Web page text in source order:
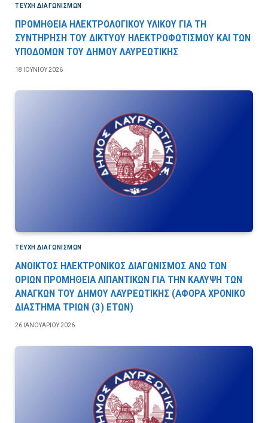
ΤΕΎΧΗ ΔΙΑΓΩΝΙΣΜΏΝ
ΠΡΟΜΗΘΕΙΑ ΗΛΕΚΤΡΟΛΟΓΙΚΟΥ ΥΛΙΚΟΥ ΓΙΑ ΤΗ
ΣΥΝΤΗΡΗΣΗ ΤΟΥ ΔΙΚΤΥΟΥ ΗΛΕΚΤΡΟΦΩΤΙΣΜΟΥ ΚΑΙ ΤΩΝ
ΥΠΟΔΟΜΩΝ ΤΟΥ ΔΗΜΟΥ ΛΑΥΡΕΩΤΙΚΗΣ
18 ΙΟΥΝΊΟΥ 2026
ΤΕΎΧΗ ΔΙΑΓΩΝΙΣΜΏΝ
ΑΝΟΙΚΤΟΣ ΗΛΕΚΤΡΟΝΙΚΟΣ ΔΙΑΓΩΝΙΣΜΟΣ ΑΝΩ ΤΩΝ
ΟΡΙΩΝ ΠΡΟΜΗΘΕΙΑ ΛΙΠΑΝΤΙΚΩΝ ΓΙΑ ΤΗΝ ΚΑΛΥΨΗ ΤΩΝ
ΑΝΑΓΚΩΝ ΤΟΥ ΔΗΜΟΥ ΛΑΥΡΕΩΤΙΚΗΣ (ΑΦΟΡΑ ΧΡΟΝΙΚΟ
ΔΙΑΣΤΗΜΑ ΤΡΙΩΝ (3) ΕΤΩΝ)
26 ΙΑΝΟΥΑΡΊΟΥ 2026